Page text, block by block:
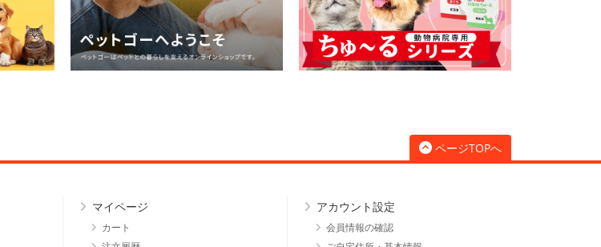
ページTOPへ
マイページ
カート
アカウント設定
会員情報の確認